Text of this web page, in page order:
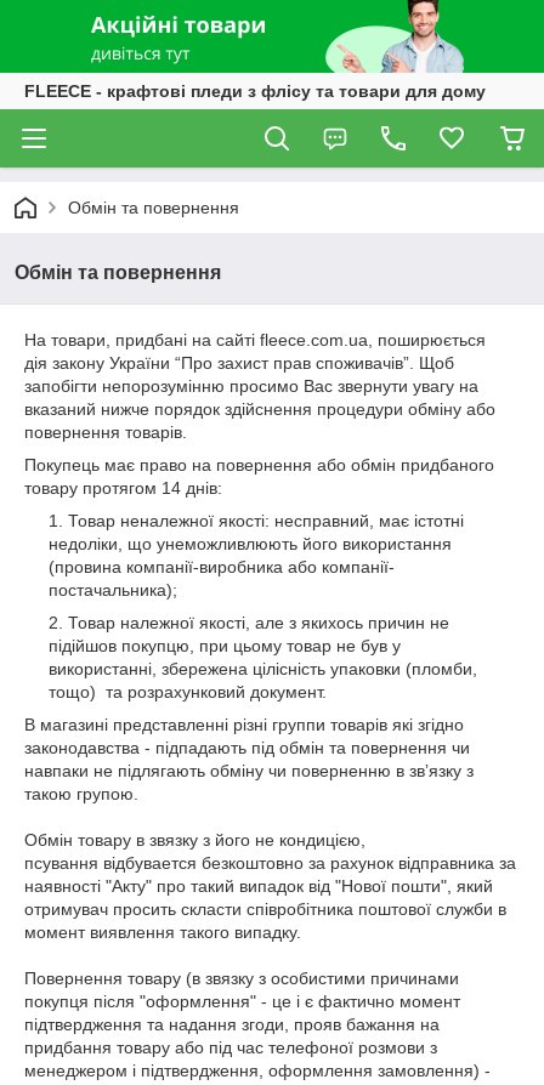
FLEECE - крафтові пледи з флісу та товари для дому
Обмін та повернення
Обмін та повернення
На товари, придбані на сайті fleece.com.ua, поширюється
дія закону України “Про захист прав споживачів”. Щоб
запобігти непорозумінню просимо Вас звернути увагу на
вказаний нижче порядок здійснення процедури обміну або
повернення товарів.
Покупець має право на повернення або обмін придбаного
товару протягом 14 днів:
Товар неналежної якості: несправний, має істотні
недоліки, що унеможливлюють його використання
(провина компанії-виробника або компанії-
постачальника);
Товар належної якості, але з якихось причин не
підійшов покупцю, при цьому товар не був у
використанні, збережена цілісність упаковки (пломби,
тощо) та розрахунковий документ.
В магазині представленні різні группи товарів які згідно
законодавства - підпадають під обмін та повернення чи
навпаки не підлягають обміну чи поверненню в звʼязку з
такою групою.
Обмін товару в звязку з його не кондицією,
псування відбувается безкоштовно за рахунок відправника за
наявності "Акту" про такий випадок від "Нової пошти", який
отримувач просить скласти співробітника поштової служби в
момент виявлення такого випадку.
Повернення товару (в звязку з особистими причинами
покупця після "оформлення" - це і є фактично момент
підтвердження та надання згоди, прояв бажання на
придбання товару або під час телефоної розмови з
менеджером і підтвердження, оформлення замовлення) -